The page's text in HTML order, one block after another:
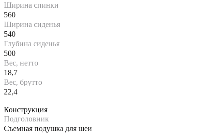
Ширина спинки
560
Ширина сиденья
540
Глубина сиденья
500
Вес, нетто
18,7
Вес, брутто
22,4
Конструкция
Подголовник
Съемная подушка для шеи